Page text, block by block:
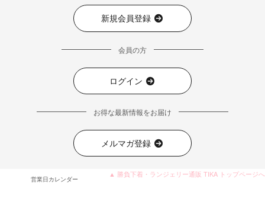
新規会員登録
会員の方
ログイン
お得な最新情報をお届け
メルマガ登録
▲ 勝負下着・ランジェリー通販 TIKA トップページへ
営業日カレンダー